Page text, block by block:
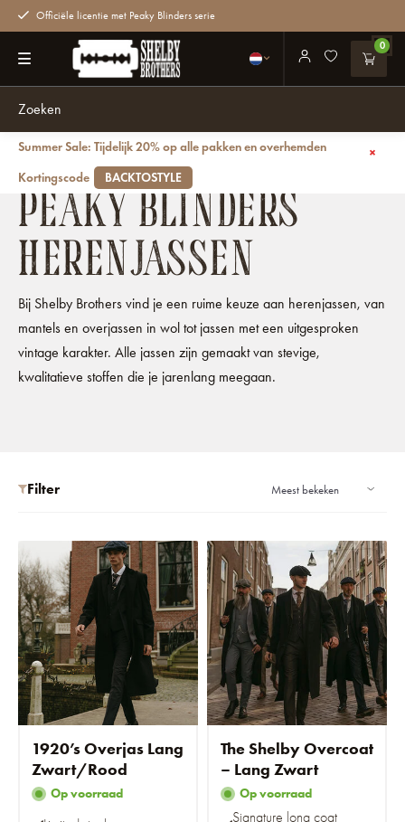
Officiële licentie met Peaky Blinders serie
0
Summer Sale: Tijdelijk 20% op alle pakken en overhemden
Kortingscode
BACKTOSTYLE
Herenjassen
PEAKY BLINDERS
HERENJASSEN
Bij Shelby Brothers vind je een ruime keuze aan herenjassen, van
mantels en overjassen in wol tot jassen met een uitgesproken
vintage karakter. Alle jassen zijn gemaakt van stevige,
kwalitatieve stoffen die je jarenlang meegaan.
Filter
1920’s Overjas Lang
Zwart/Rood
Op voorraad
The Shelby Overcoat
– Lang Zwart
Op voorraad
Signature long coat